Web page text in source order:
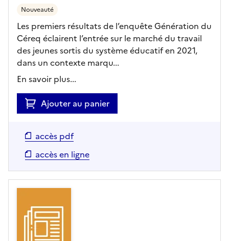
Nouveauté
Les premiers résultats de l’enquête Génération du
Céreq éclairent l’entrée sur le marché du travail
des jeunes sortis du système éducatif en 2021,
dans un contexte marqu...
En savoir plus...
Ajouter au panier
accès pdf
accès en ligne